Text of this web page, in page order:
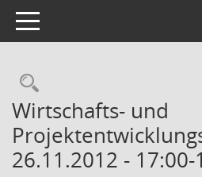
Toggle navigation
Rechercheauswahl
Wirtschafts- und
26.11.2012 -